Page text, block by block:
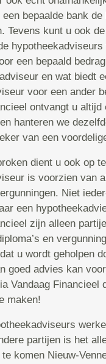
bepaalde bank
Tevens kunt u ook
een bepaald
en wat biedt
voor een ander
ontvangt u altijd
hanteren we
van een
dient u ook op
is voorzien van
Niet
een
zijn alleen
en
u wordt geholpen
goed advies kan
Vandaag Financieel
maken!
partijen is het
komen Nieuw-